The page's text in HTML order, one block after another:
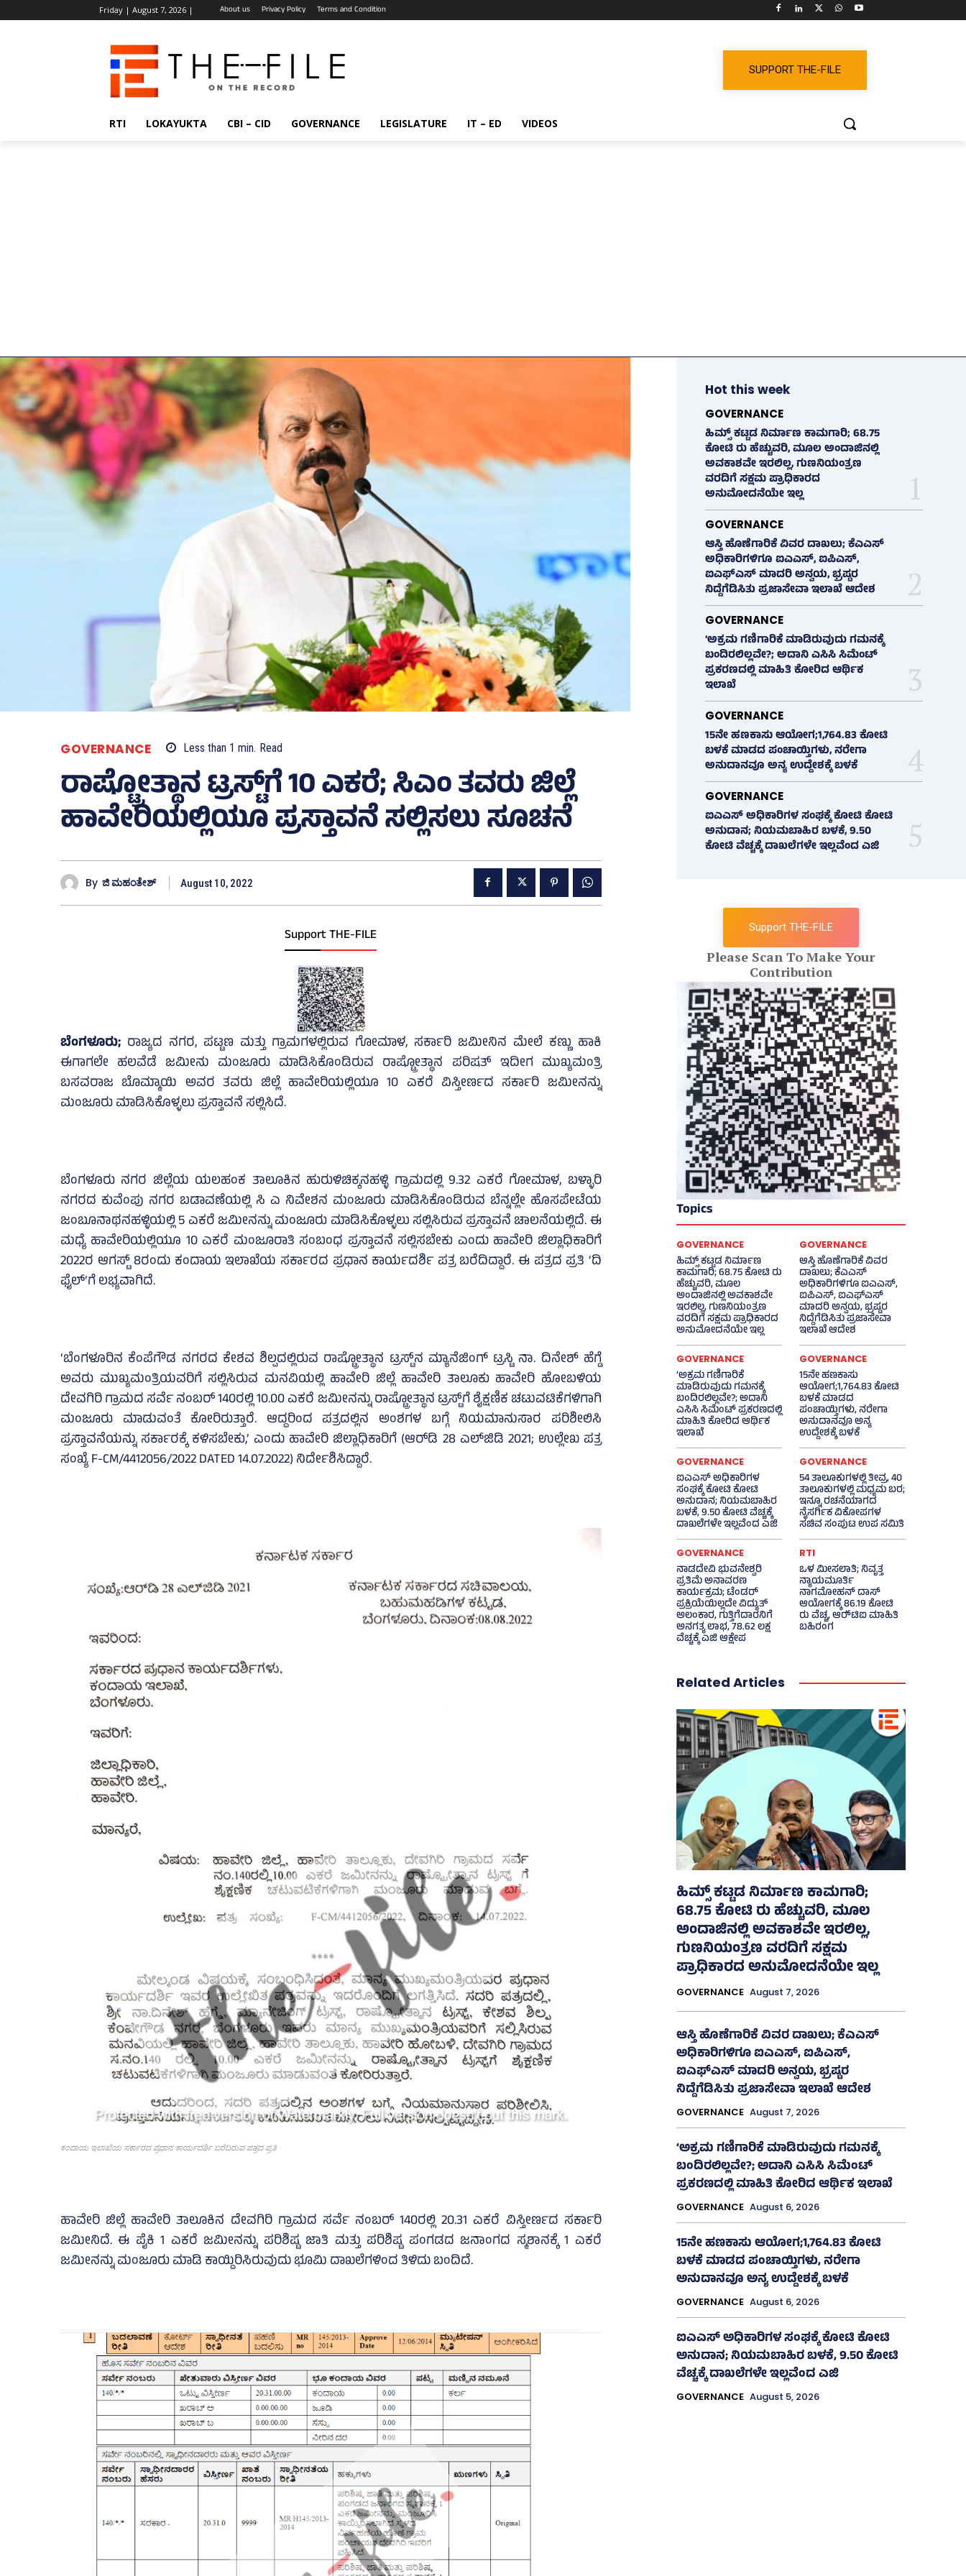
Friday | August 7, 2026 | About us Privacy Policy Terms and Condition
SUPPORT THE-FILE
RTI LOKAYUKTA CBI – CID GOVERNANCE LEGISLATURE IT – ED VIDEOS
GOVERNANCE Less than 1 min. Read
ರಾಷ್ಟ್ರೋತ್ಥಾನ ಟ್ರಸ್ಟ್‌ಗೆ 10 ಎಕರೆ; ಸಿಎಂ ತವರು ಜಿಲ್ಲೆ
ಹಾವೇರಿಯಲ್ಲಿಯೂ ಪ್ರಸ್ತಾವನೆ ಸಲ್ಲಿಸಲು ಸೂಚನೆ
By ಜಿ ಮಹಂತೇಶ್ August 10, 2022
Support THE-FILE
ಬೆಂಗಳೂರು; ರಾಜ್ಯದ ನಗರ, ಪಟ್ಟಣ ಮತ್ತು ಗ್ರಾಮಗಳಲ್ಲಿರುವ ಗೋಮಾಳ, ಸರ್ಕಾರಿ ಜಮೀನಿನ ಮೇಲೆ ಕಣ್ಣು ಹಾಕಿ
ಈಗಾಗಲೇ ಹಲವೆಡೆ ಜಮೀನು ಮಂಜೂರು ಮಾಡಿಸಿಕೊಂಡಿರುವ ರಾಷ್ಟ್ರೋತ್ಥಾನ ಪರಿಷತ್‌ ಇದೀಗ ಮುಖ್ಯಮಂತ್ರಿ
ಬಸವರಾಜ ಬೊಮ್ಮಾಯಿ ಅವರ ತವರು ಜಿಲ್ಲೆ ಹಾವೇರಿಯಲ್ಲಿಯೂ 10 ಎಕರೆ ವಿಸ್ತೀರ್ಣದ ಸರ್ಕಾರಿ ಜಮೀನನ್ನು
ಮಂಜೂರು ಮಾಡಿಸಿಕೊಳ್ಳಲು ಪ್ರಸ್ತಾವನೆ ಸಲ್ಲಿಸಿದೆ.
ಬೆಂಗಳೂರು ನಗರ ಜಿಲ್ಲೆಯ ಯಲಹಂಕ ತಾಲೂಕಿನ ಹುರುಳಿಚಿಕ್ಕನಹಳ್ಳಿ ಗ್ರಾಮದಲ್ಲಿ 9.32 ಎಕರೆ ಗೋಮಾಳ, ಬಳ್ಳಾರಿ
ನಗರದ ಕುವೆಂಪು ನಗರ ಬಡಾವಣೆಯಲ್ಲಿ ಸಿ ಎ ನಿವೇಶನ ಮಂಜೂರು ಮಾಡಿಸಿಕೊಂಡಿರುವ ಬೆನ್ನಲ್ಲೇ ಹೊಸಪೇಟೆಯ
ಜಂಬೂನಾಥನಹಳ್ಳಿಯಲ್ಲಿ 5 ಎಕರೆ ಜಮೀನನ್ನು ಮಂಜೂರು ಮಾಡಿಸಿಕೊಳ್ಳಲು ಸಲ್ಲಿಸಿರುವ ಪ್ರಸ್ತಾವನೆ ಚಾಲನೆಯಲ್ಲಿದೆ. ಈ
ಮಧ್ಯೆ ಹಾವೇರಿಯಲ್ಲಿಯೂ 10 ಎಕರೆ ಮಂಜೂರಾತಿ ಸಂಬಂಧ ಪ್ರಸ್ತಾವನೆ ಸಲ್ಲಿಸಬೇಕು ಎಂದು ಹಾವೇರಿ ಜಿಲ್ಲಾಧಿಕಾರಿಗೆ
2022ರ ಆಗಸ್ಟ್‌ 8ರಂದು ಕಂದಾಯ ಇಲಾಖೆಯ ಸರ್ಕಾರದ ಪ್ರಧಾನ ಕಾರ್ಯದರ್ಶಿ ಪತ್ರ ಬರೆದಿದ್ದಾರೆ. ಈ ಪತ್ರದ ಪ್ರತಿ ‘ದಿ
ಫೈಲ್‌’ಗೆ ಲಭ್ಯವಾಗಿದೆ.
‘ಬೆಂಗಳೂರಿನ ಕೆಂಪೆಗೌಡ ನಗರದ ಕೇಶವ ಶಿಲ್ಪದಲ್ಲಿರುವ ರಾಷ್ಟ್ರೋತ್ಥಾನ ಟ್ರಸ್ಟ್‌ನ ಮ್ಯಾನೆಜಿಂಗ್‌ ಟ್ರಸ್ಟಿ ನಾ. ದಿನೇಶ್‌ ಹೆಗ್ಡೆ
ಅವರು ಮುಖ್ಯಮಂತ್ರಿಯವರಿಗೆ ಸಲ್ಲಿಸಿರುವ ಮನವಿಯಲ್ಲಿ ಹಾವೇರಿ ಜಿಲ್ಲೆ ಹಾವೇರಿ ತಾಲೂಕು ಹಾವೇರಿ ಹೋಬಳಿಯ
ದೇವಗಿರಿ ಗ್ರಾಮದ ಸರ್ವೆ ನಂಬರ್ 140ರಲ್ಲಿ 10.00 ಎಕರೆ ಜಮೀನನ್ನು ರಾಷ್ಟ್ರೋತ್ಥಾನ ಟ್ರಸ್ಟ್‌ಗೆ ಶೈಕ್ಷಣಿಕ ಚಟುವಟಿಕೆಗಳಿಗಾಗಿ
ಮಂಜೂರು ಮಾಡುವಂತೆ ಕೋರಿರುತ್ತಾರೆ. ಆದ್ದರಿಂದ ಪತ್ರದಲ್ಲಿನ ಅಂಶಗಳ ಬಗ್ಗೆ ನಿಯಮಾನುಸಾರ ಪರಿಶೀಲಿಸಿ
ಪ್ರಸ್ತಾವನೆಯನ್ನು ಸರ್ಕಾರಕ್ಕೆ ಕಳಿಸಬೇಕು,’ ಎಂದು ಹಾವೇರಿ ಜಿಲ್ಲಾಧಿಕಾರಿಗೆ (ಆರ್‌ಡಿ 28 ಎಲ್‌ಜಿಡಿ 2021; ಉಲ್ಲೇಖ ಪತ್ರ
ಸಂಖ್ಯೆ F-CM/4412056/2022 DATED 14.07.2022) ನಿರ್ದೇಶಿಸಿದ್ದಾರೆ.
ಕಂದಾಯ ಇಲಾಖೆಯ ಸರ್ಕಾರದ ಪ್ರಧಾನ ಕಾರ್ಯದರ್ಶಿ ಬರೆದಿರುವ ಪತ್ರದ ಪ್ರತಿ
ಹಾವೇರಿ ಜಿಲ್ಲೆ ಹಾವೇರಿ ತಾಲೂಕಿನ ದೇವಗಿರಿ ಗ್ರಾಮದ ಸರ್ವೆ ನಂಬರ್‌ 140ರಲ್ಲಿ 20.31 ಎಕರೆ ವಿಸ್ತೀರ್ಣದ ಸರ್ಕಾರಿ
ಜಮೀನಿದೆ. ಈ ಪೈಕಿ 1 ಎಕರೆ ಜಮೀನನ್ನು ಪರಿಶಿಷ್ಟ ಜಾತಿ ಮತ್ತು ಪರಿಶಿಷ್ಟ ಪಂಗಡದ ಜನಾಂಗದ ಸ್ಮಶಾನಕ್ಕೆ 1 ಎಕರೆ
ಜಮೀನನ್ನು ಮಂಜೂರು ಮಾಡಿ ಕಾಯ್ದಿರಿಸಿರುವುದು ಭೂಮಿ ದಾಖಲೆಗಳಿಂದ ತಿಳಿದು ಬಂದಿದೆ.
Hot this week
GOVERNANCE
ಹಿಮ್ಸ್‌ ಕಟ್ಟಡ ನಿರ್ಮಾಣ ಕಾಮಗಾರಿ; 68.75
ಕೋಟಿ ರು ಹೆಚ್ಚುವರಿ, ಮೂಲ ಅಂದಾಜಿನಲ್ಲಿ
ಅವಕಾಶವೇ ಇರಲಿಲ್ಲ, ಗುಣನಿಯಂತ್ರಣ
ವರದಿಗೆ ಸಕ್ಷಮ ಪ್ರಾಧಿಕಾರದ
ಅನುಮೋದನೆಯೇ ಇಲ್ಲ
GOVERNANCE
ಆಸ್ತಿ ಹೊಣೆಗಾರಿಕೆ ವಿವರ ದಾಖಲು; ಕೆಎಎಸ್
ಅಧಿಕಾರಿಗಳಿಗೂ ಐಎಎಸ್‌, ಐಪಿಎಸ್‌,
ಐಎಫ್‌ಎಸ್‌ ಮಾದರಿ ಅನ್ವಯ, ಭ್ರಷ್ಟರ
ನಿದ್ದೆಗೆಡಿಸಿತು ಪ್ರಜಾಸೇವಾ ಇಲಾಖೆ ಆದೇಶ
GOVERNANCE
‘ಅಕ್ರಮ ಗಣಿಗಾರಿಕೆ ಮಾಡಿರುವುದು ಗಮನಕ್ಕೆ
ಬಂದಿರಲಿಲ್ಲವೇ?; ಅದಾನಿ ಎಸಿಸಿ ಸಿಮೆಂಟ್
ಪ್ರಕರಣದಲ್ಲಿ ಮಾಹಿತಿ ಕೋರಿದ ಆರ್ಥಿಕ
ಇಲಾಖೆ
GOVERNANCE
15ನೇ ಹಣಕಾಸು ಆಯೋಗ;1,764.83 ಕೋಟಿ
ಬಳಕೆ ಮಾಡದ ಪಂಚಾಯ್ತಿಗಳು, ನರೇಗಾ
ಅನುದಾನವೂ ಅನ್ಯ ಉದ್ದೇಶಕ್ಕೆ ಬಳಕೆ
GOVERNANCE
ಐಎಎಸ್‌ ಅಧಿಕಾರಿಗಳ ಸಂಘಕ್ಕೆ ಕೋಟಿ ಕೋಟಿ
ಅನುದಾನ; ನಿಯಮಬಾಹಿರ ಬಳಕೆ, 9.50
ಕೋಟಿ ವೆಚ್ಚಕ್ಕೆ ದಾಖಲೆಗಳೇ ಇಲ್ಲವೆಂದ ಎಜಿ
Support THE-FILE
Please Scan To Make Your
Contribution
Topics
GOVERNANCE
ಹಿಮ್ಸ್‌ ಕಟ್ಟಡ ನಿರ್ಮಾಣ
ಕಾಮಗಾರಿ; 68.75 ಕೋಟಿ ರು
ಹೆಚ್ಚುವರಿ, ಮೂಲ
ಅಂದಾಜಿನಲ್ಲಿ ಅವಕಾಶವೇ
ಇರಲಿಲ್ಲ, ಗುಣನಿಯಂತ್ರಣ
ವರದಿಗೆ ಸಕ್ಷಮ ಪ್ರಾಧಿಕಾರದ
ಅನುಮೋದನೆಯೇ ಇಲ್ಲ
GOVERNANCE
ಆಸ್ತಿ ಹೊಣೆಗಾರಿಕೆ ವಿವರ
ದಾಖಲು; ಕೆಎಎಸ್
ಅಧಿಕಾರಿಗಳಿಗೂ ಐಎಎಸ್‌,
ಐಪಿಎಸ್‌, ಐಎಫ್‌ಎಸ್‌
ಮಾದರಿ ಅನ್ವಯ, ಭ್ರಷ್ಟರ
ನಿದ್ದೆಗೆಡಿಸಿತು ಪ್ರಜಾಸೇವಾ
ಇಲಾಖೆ ಆದೇಶ
GOVERNANCE
‘ಅಕ್ರಮ ಗಣಿಗಾರಿಕೆ
ಮಾಡಿರುವುದು ಗಮನಕ್ಕೆ
ಬಂದಿರಲಿಲ್ಲವೇ?; ಅದಾನಿ
ಎಸಿಸಿ ಸಿಮೆಂಟ್ ಪ್ರಕರಣದಲ್ಲಿ
ಮಾಹಿತಿ ಕೋರಿದ ಆರ್ಥಿಕ
ಇಲಾಖೆ
GOVERNANCE
15ನೇ ಹಣಕಾಸು
ಆಯೋಗ;1,764.83 ಕೋಟಿ
ಬಳಕೆ ಮಾಡದ
ಪಂಚಾಯ್ತಿಗಳು, ನರೇಗಾ
ಅನುದಾನವೂ ಅನ್ಯ
ಉದ್ದೇಶಕ್ಕೆ ಬಳಕೆ
GOVERNANCE
ಐಎಎಸ್‌ ಅಧಿಕಾರಿಗಳ
ಸಂಘಕ್ಕೆ ಕೋಟಿ ಕೋಟಿ
ಅನುದಾನ; ನಿಯಮಬಾಹಿರ
ಬಳಕೆ, 9.50 ಕೋಟಿ ವೆಚ್ಚಕ್ಕೆ
ದಾಖಲೆಗಳೇ ಇಲ್ಲವೆಂದ ಎಜಿ
GOVERNANCE
54 ತಾಲೂಕುಗಳಲ್ಲಿ ತೀವ್ರ, 40
ತಾಲೂಕುಗಳಲ್ಲಿ ಮಧ್ಯಮ ಬರ;
ಇನ್ನೂ ರಚನೆಯಾಗದ
ನೈಸರ್ಗಿಕ ವಿಕೋಪಗಳ
ಸಚಿವ ಸಂಪುಟ ಉಪ ಸಮಿತಿ
GOVERNANCE
ನಾಡದೇವಿ ಭುವನೇಶ್ವರಿ
ಪ್ರತಿಮೆ ಅನಾವರಣ
ಕಾರ್ಯಕ್ರಮ; ಟೆಂಡರ್
ಪ್ರಕ್ರಿಯೆಯಿಲ್ಲದೇ ವಿದ್ಯುತ್‌
ಅಲಂಕಾರ, ಗುತ್ತಿಗೆದಾರನಿಗೆ
ಅನಗತ್ಯ ಲಾಭ, 78.62 ಲಕ್ಷ
ವೆಚ್ಚಕ್ಕೆ ಎಜಿ ಆಕ್ಷೇಪ
RTI
ಒಳ ಮೀಸಲಾತಿ; ನಿವೃತ್ತ
ನ್ಯಾಯಮೂರ್ತಿ
ನಾಗಮೋಹನ್ ದಾಸ್
ಆಯೋಗಕ್ಕೆ 86.19 ಕೋಟಿ
ರು ವೆಚ್ಚ, ಆರ್‍‌ಟಿಐ ಮಾಹಿತಿ
ಬಹಿರಂಗ
Related Articles
ಹಿಮ್ಸ್‌ ಕಟ್ಟಡ ನಿರ್ಮಾಣ ಕಾಮಗಾರಿ;
68.75 ಕೋಟಿ ರು ಹೆಚ್ಚುವರಿ, ಮೂಲ
ಅಂದಾಜಿನಲ್ಲಿ ಅವಕಾಶವೇ ಇರಲಿಲ್ಲ,
ಗುಣನಿಯಂತ್ರಣ ವರದಿಗೆ ಸಕ್ಷಮ
ಪ್ರಾಧಿಕಾರದ ಅನುಮೋದನೆಯೇ ಇಲ್ಲ
GOVERNANCE August 7, 2026
ಆಸ್ತಿ ಹೊಣೆಗಾರಿಕೆ ವಿವರ ದಾಖಲು; ಕೆಎಎಸ್
ಅಧಿಕಾರಿಗಳಿಗೂ ಐಎಎಸ್‌, ಐಪಿಎಸ್‌,
ಐಎಫ್‌ಎಸ್‌ ಮಾದರಿ ಅನ್ವಯ, ಭ್ರಷ್ಟರ
ನಿದ್ದೆಗೆಡಿಸಿತು ಪ್ರಜಾಸೇವಾ ಇಲಾಖೆ ಆದೇಶ
GOVERNANCE August 7, 2026
‘ಅಕ್ರಮ ಗಣಿಗಾರಿಕೆ ಮಾಡಿರುವುದು ಗಮನಕ್ಕೆ
ಬಂದಿರಲಿಲ್ಲವೇ?; ಅದಾನಿ ಎಸಿಸಿ ಸಿಮೆಂಟ್
ಪ್ರಕರಣದಲ್ಲಿ ಮಾಹಿತಿ ಕೋರಿದ ಆರ್ಥಿಕ ಇಲಾಖೆ
GOVERNANCE August 6, 2026
15ನೇ ಹಣಕಾಸು ಆಯೋಗ;1,764.83 ಕೋಟಿ
ಬಳಕೆ ಮಾಡದ ಪಂಚಾಯ್ತಿಗಳು, ನರೇಗಾ
ಅನುದಾನವೂ ಅನ್ಯ ಉದ್ದೇಶಕ್ಕೆ ಬಳಕೆ
GOVERNANCE August 6, 2026
ಐಎಎಸ್‌ ಅಧಿಕಾರಿಗಳ ಸಂಘಕ್ಕೆ ಕೋಟಿ ಕೋಟಿ
ಅನುದಾನ; ನಿಯಮಬಾಹಿರ ಬಳಕೆ, 9.50 ಕೋಟಿ
ವೆಚ್ಚಕ್ಕೆ ದಾಖಲೆಗಳೇ ಇಲ್ಲವೆಂದ ಎಜಿ
GOVERNANCE August 5, 2026